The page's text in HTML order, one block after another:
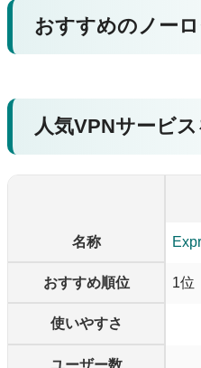
おすすめのノー
人気VPNサービ
名称
おすすめ順位 1位
使いやすさ
ユーザー数